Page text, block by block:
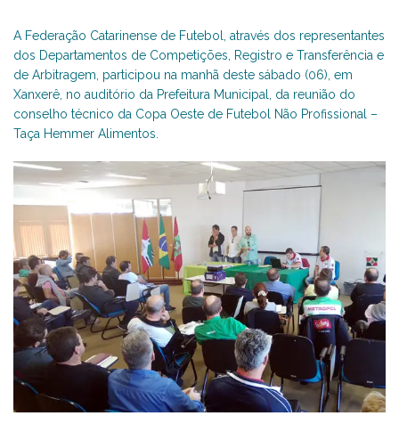
A Federação Catarinense de Futebol, através dos representantes
dos Departamentos de Competições, Registro e Transferência e
de Arbitragem, participou na manhã deste sábado (06), em
Xanxerê, no auditório da Prefeitura Municipal, da reunião do
conselho técnico da Copa Oeste de Futebol Não Profissional –
Taça Hemmer Alimentos.